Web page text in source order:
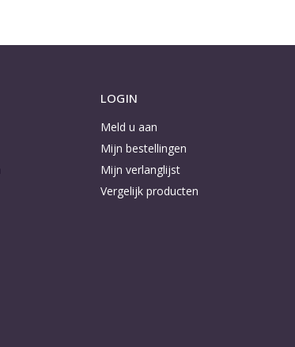
LOGIN
Meld u aan
Mijn bestellingen
Mijn verlanglijst
Vergelijk producten